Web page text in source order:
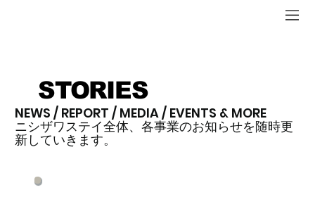
STORIES
NEWS / REPORT / MEDIA / EVENTS & MORE
ニシザワステイ全体、各事業のお知らせを随時更
新していきます。